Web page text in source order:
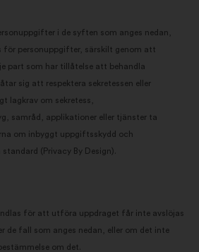
i de syften som anges nedan,
för personuppgifter, särskilt genom att
part som har tillåtelse att behandla
sig att respektera sekretessen eller
lagkrav om sekretess,
samråd, applikationer eller tjänster ta
om inbyggt uppgiftsskydd och
(Privacy By Design).
för att utföra uppdraget får inte avslöjas
de fall som anges nedan, eller om det inte
om det.